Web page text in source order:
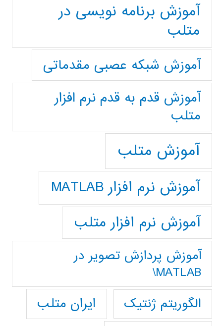
آموزش برنامه نویسی در
متلب
آموزش شبکه عصبی مقدماتی
آموزش قدم به قدم نرم افزار
متلب
آموزش متلب
آموزش نرم افزار MATLAB
آموزش نرم افزار متلب
آموزش پردازش تصوير در
MATLAB\
الگوریتم ژنتیک
ایران متلب